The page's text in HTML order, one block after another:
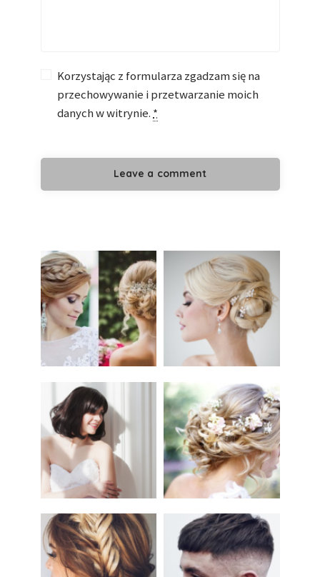
Korzystając z formularza zgadzam się na
przechowywanie i przetwarzanie moich
danych w witrynie. *